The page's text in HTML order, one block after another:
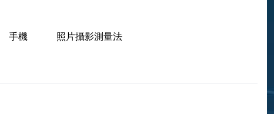
手機 照片攝影測量法